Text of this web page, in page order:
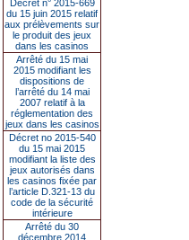
Décret n° 2015-669
du 15 juin 2015 relatif
aux prélèvements sur
le produit des jeux
dans les casinos
Arrêté du 15 mai
2015 modifiant les
dispositions de
l’arrêté du 14 mai
2007 relatif à la
réglementation des
jeux dans les casinos
Décret no 2015-540
du 15 mai 2015
modifiant la liste des
jeux autorisés dans
les casinos fixée par
l’article D.321-13 du
code de la sécurité
intérieure
Arrêté du 30
décembre 2014